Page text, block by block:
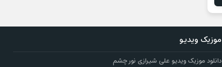
موزیک ویدیو
دانلود موزیک ویدیو علی شیرازی نور چشم